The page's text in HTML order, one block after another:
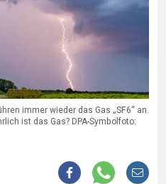
immer wieder das Gas „SF6“ an.
ist das Gas? DPA-Symbolfoto: